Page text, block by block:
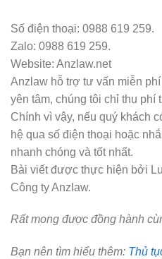
Số điện thoại: 0988 619 259.
Zalo: 0988 619 259.
Website: Anzlaw.net
Anzlaw hỗ trợ tư vấn miễn
yên tâm, chúng tôi chỉ thu phí
Chính vì vậy, nếu quý khách
hệ qua số điện thoại hoặc
nhanh chóng và tốt nhất.
Bài viết được thực hiện bởi
Công ty Anzlaw.
Rất mong được đồng hành
Bạn nên tìm hiểu thêm: Thủ